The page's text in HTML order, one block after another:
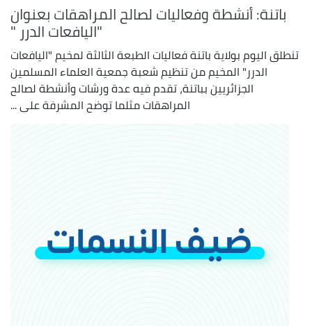
باتنة: أنشطة وفعاليات لصالح المراهقات بعنوان
"اليافعات الدرر "
تنطلق اليوم بولاية باتنة فعاليات الطبعة الثالثة لمخيم "اليافعات
الدرر" المخيم من تنظيم شعبة جمعية العلماء المسلمين
الجزائريين بباتنة، تقدم فيه عدة ورشات وأنشطة لصالح
المراهقات مثلما توضح المشرفة على ...